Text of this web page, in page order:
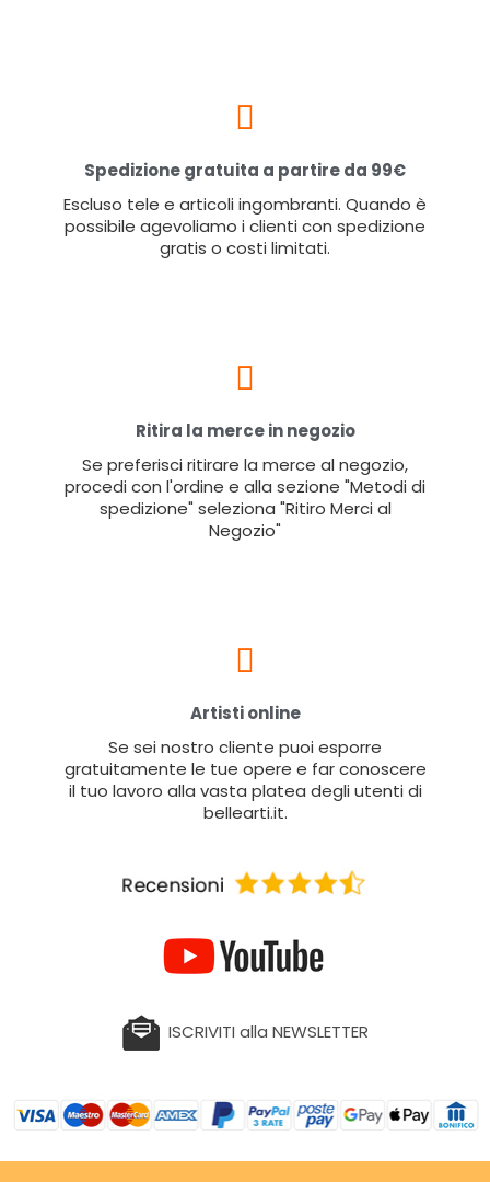
Spedizione gratuita a partire da 99€
Escluso tele e articoli ingombranti. Quando è
possibile agevoliamo i clienti con spedizione
gratis o costi limitati.
Ritira la merce in negozio
Se preferisci ritirare la merce al negozio,
procedi con l'ordine e alla sezione "Metodi di
spedizione" seleziona "Ritiro Merci al
Negozio"
Artisti online
Se sei nostro cliente puoi esporre
gratuitamente le tue opere e far conoscere
il tuo lavoro alla vasta platea degli utenti di
bellearti.it.
ISCRIVITI alla NEWSLETTER